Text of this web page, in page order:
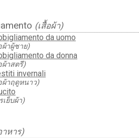
(เสื้อผ้า)
da uomo
ผ้าผู้ชาย)
da donna
ผ้าสตรี)
invernali
ผ้าฤดูหนาว)
เย็บผ้า)
าหาร)